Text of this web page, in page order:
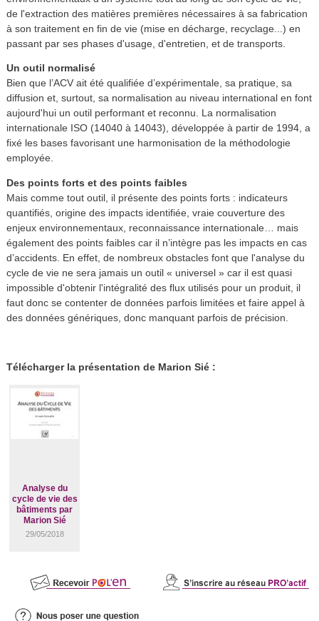
de l'extraction des matières premières nécessaires à sa fabrication
à son traitement en fin de vie (mise en décharge, recyclage...) en
passant par ses phases d'usage, d'entretien, et de transports.
Un outil normalisé
Bien que l’ACV ait été qualifiée d’expérimentale, sa pratique, sa
diffusion et, surtout, sa normalisation au niveau international en font
aujourd'hui un outil performant et reconnu. La normalisation
internationale ISO (14040 à 14043), développée à partir de 1994, a
fixé les bases favorisant une harmonisation de la méthodologie
employée.
Des points forts et des points faibles
Mais comme tout outil, il présente des points forts : indicateurs
quantifiés, origine des impacts identifiée, vraie couverture des
enjeux environnementaux, reconnaissance internationale… mais
également des points faibles car il n’intègre pas les impacts en cas
d’accidents. En effet, de nombreux obstacles font que l'analyse du
cycle de vie ne sera jamais un outil « universel » car il est quasi
impossible d'obtenir l'intégralité des flux utilisés pour un produit, il
faut donc se contenter de données parfois limitées et faire appel à
des données génériques, donc manquant parfois de précision.
Télécharger la présentation de Marion Sié :
Analyse du
cycle de vie des
bâtiments par
Marion Sié
29/05/2018